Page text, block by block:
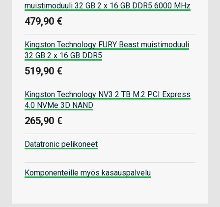
muistimoduuli 32 GB 2 x 16 GB DDR5 6000 MHz
479,90 €
Kingston Technology FURY Beast muistimoduuli
32 GB 2 x 16 GB DDR5
519,90 €
Kingston Technology NV3 2 TB M.2 PCI Express
4.0 NVMe 3D NAND
265,90 €
Datatronic pelikoneet
Komponenteille myös kasauspalvelu